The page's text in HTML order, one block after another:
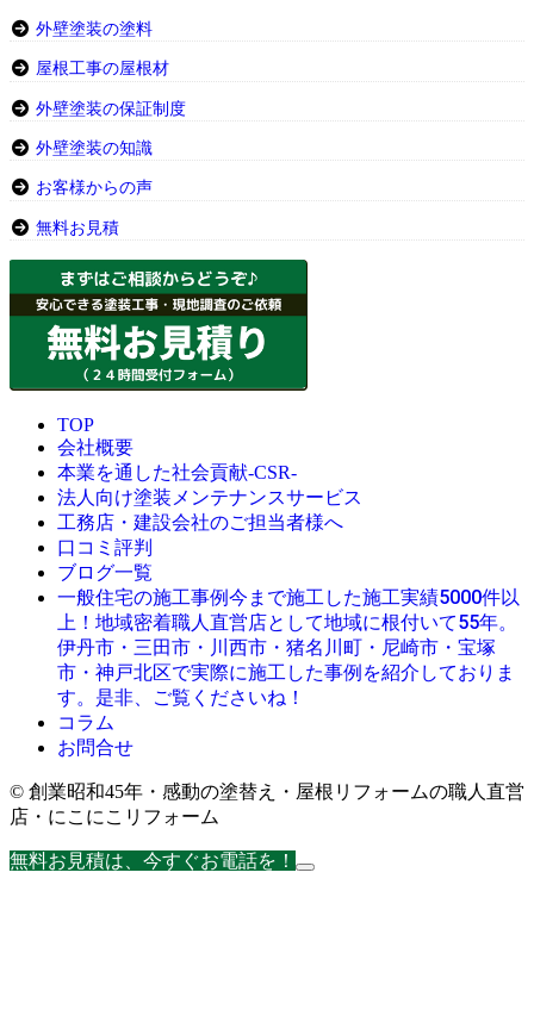
外壁塗装の塗料
屋根工事の屋根材
外壁塗装の保証制度
外壁塗装の知識
お客様からの声
無料お見積
TOP
会社概要
本業を通した社会貢献-CSR-
法人向け塗装メンテナンスサービス
工務店・建設会社のご担当者様へ
口コミ評判
ブログ一覧
一般住宅の施工事例今まで施工した施工実績5000件以
上！地域密着職人直営店として地域に根付いて55年。
伊丹市・三田市・川西市・猪名川町・尼崎市・宝塚
市・神戸北区で実際に施工した事例を紹介しておりま
す。是非、ご覧くださいね！
コラム
お問合せ
© 創業昭和45年・感動の塗替え・屋根リフォームの職人直営
店・にこにこリフォーム
無料お見積は、今すぐお電話を！